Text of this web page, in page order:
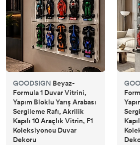
GOODSIGN Beyaz-
Formula 1 Duvar Vitrini,
Yapım Bloklu Yarış Arabası
Sergileme Rafı, Akrilik
Kapılı 10 Araçlık Vitrin, F1
Koleksiyoncu Duvar
Dekoru